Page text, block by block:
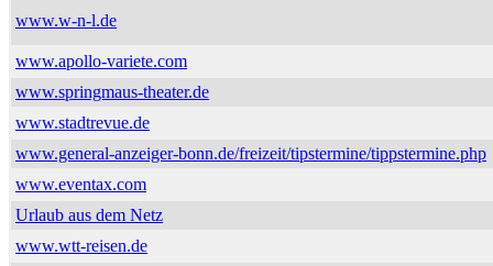
www.w-n-l.de
www.apollo-variete.com
www.springmaus-theater.de
www.stadtrevue.de
www.general-anzeiger-bonn.de/freizeit/tipstermine/tippstermine.php
www.eventax.com
Urlaub aus dem Netz
www.wtt-reisen.de